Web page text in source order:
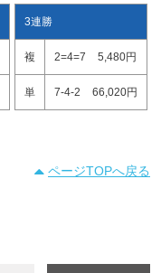
3連勝
複 2=4=7 5,480円
単 7-4-2 66,020円
ページTOPへ戻る